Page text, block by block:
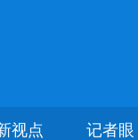
视点 记者眼